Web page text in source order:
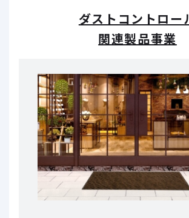
ダストコントロー
関連製品事業